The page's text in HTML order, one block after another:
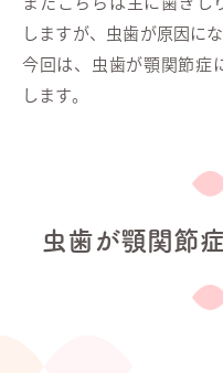
しますが、虫歯が原因に
今回は、虫歯が顎関節症
します。
虫歯が顎関節